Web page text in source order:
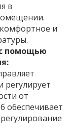
в
и
помощью
регулирует
от
обеспечивает